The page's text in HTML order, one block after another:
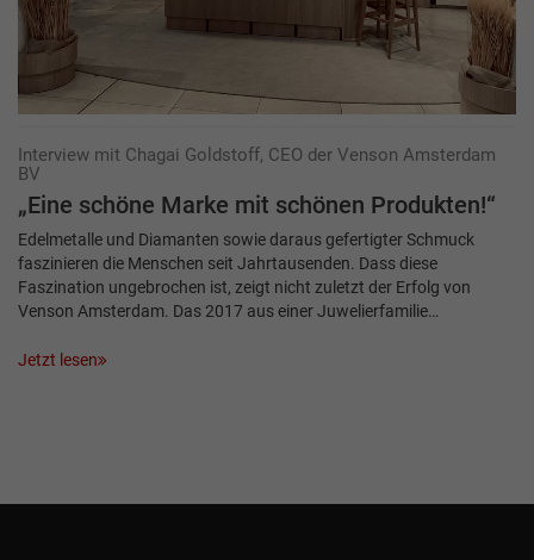
Interview mit Chagai Goldstoff, CEO der Venson Amsterdam
BV
„Eine schöne Marke mit schönen Produkten!“
Edelmetalle und Diamanten sowie daraus gefertigter Schmuck
faszinieren die Menschen seit Jahrtausenden. Dass diese
Faszination ungebrochen ist, zeigt nicht zuletzt der Erfolg von
Venson Amsterdam. Das 2017 aus einer Juwelierfamilie…
Jetzt lesen